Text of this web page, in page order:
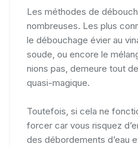
Les méthodes de
nombreuses. Les plus
le débouchage évier au
soude, ou encore le
nions pas, demeure tout
quasi-magique.
Toutefois, si cela ne
forcer car vous risquez
des débordements d’eau